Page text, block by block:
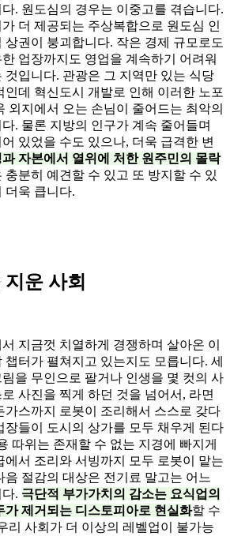
. 원도심의 경우는 이중고를 겪습니다.
더 제공되는 주상복합으로 원도심 인
상권이 붕괴합니다. 작은 경제 규모로도
업장까지도 영업을 계속하기 어려워
것입니다. 관광은 그 지역만 있는 식당
인데 혁신도시 개발로 인해 이러한 노포
외지에서 오는 손님이 줄어드는 최악의
. 물론 지방의 인구가 계속 줄어들며
있었을 수도 있으나, 더욱 급격한 변
자본에서 열위에 처한 원주민의 몰락
충분히 예견할 수 있고 또 방지할 수 있
더욱 큽니다.
운 사회
지금껏 치열하게 경쟁하며 살아온 이
터가 펼쳐지고 있는지도 모릅니다. 세
을 무인으로 팔거나 인생을 몇 컷의 사
사진을 찍게 하던 것을 넘어서, 라면
가스까지 로봇이 조리해서 스스로 갖다
장들이 도시의 상가를 모두 채우게 된다
따위는 존재할 수 없는 지경에 빠지게
에서 조리와 서빙까지 모두 로봇이 맡는
음 절감의 대상은 전기료 말고는 어느
. 극단적 부가가치의 감소는 요식업의
가 제거되는 디스토피아로 현실화할 수
리 사회가 더 이상의 레벨업이 불가능